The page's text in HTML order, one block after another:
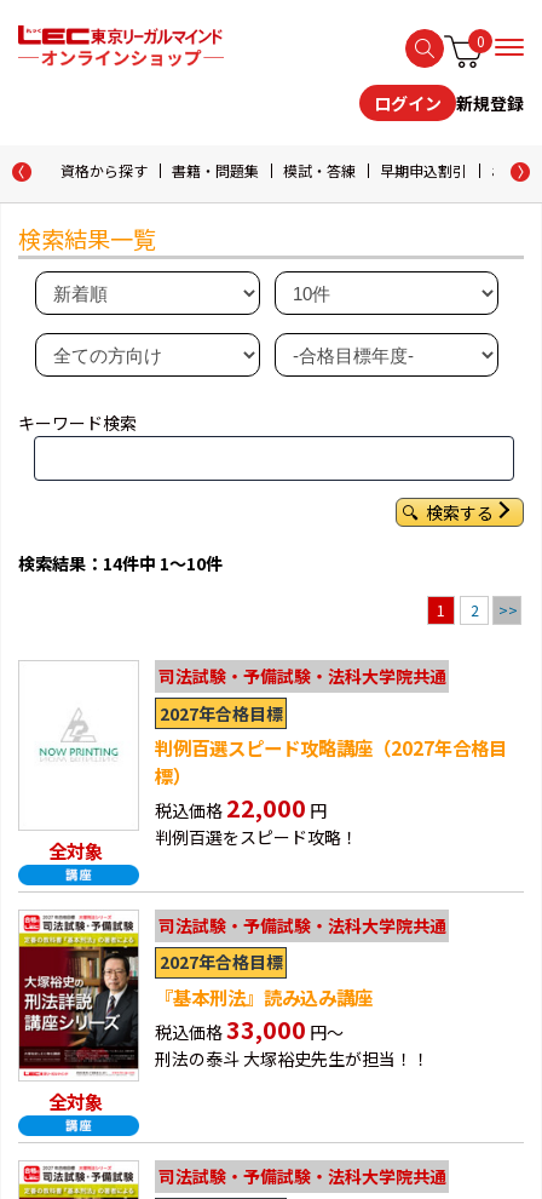
0
ログイン 新規登録
資格から探す 書籍・問題集 模試・答練 早期申込割引 おため
検索結果一覧
キーワード検索
検索する
検索結果：14件中 1～10件
1 2 >>
全対象
司法試験・予備試験・法科大学院共通
2027年合格目標
判例百選スピード攻略講座（2027年合格目
標）
税込価格 22,000 円
判例百選をスピード攻略！
全対象
司法試験・予備試験・法科大学院共通
2027年合格目標
『基本刑法』読み込み講座
税込価格33,000 円～
刑法の泰斗 大塚裕史先生が担当！！
司法試験・予備試験・法科大学院共通